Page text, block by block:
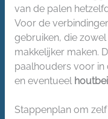
van de palen
Voor de
gebruiken, die
makkelijker maken.
paalhouders voor
en eventueel
Stappenplan om